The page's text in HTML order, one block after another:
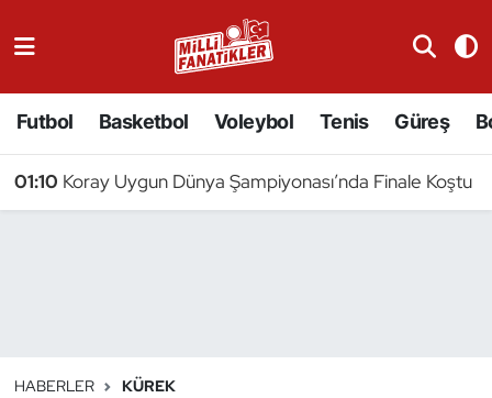
Futbol Basketbol Voleybol Tenis Güreş
01:10 Koray Uygun Dünya Şampiyonası’nda Finale Koştu
HABERLER KÜREK
Badminton